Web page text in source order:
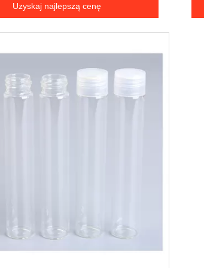
Uzyskaj najlepszą cenę